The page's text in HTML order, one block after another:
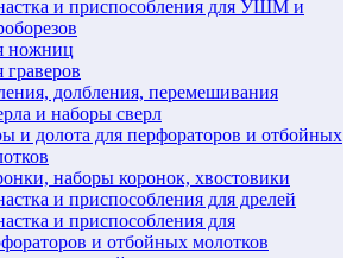
и приспособления для УШМ и
ножниц
граверов
долбления, перемешивания
и наборы сверл
и долота для перфораторов и отбойных
наборы коронок, хвостовики
и приспособления для дрелей
и приспособления для
и отбойных молотков